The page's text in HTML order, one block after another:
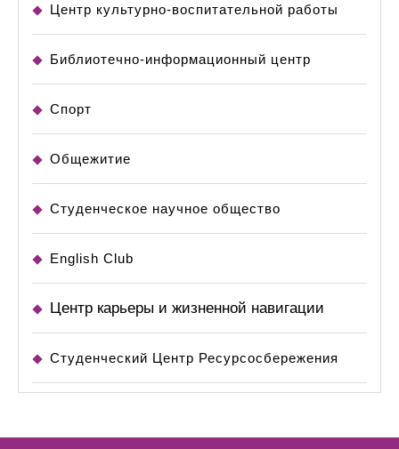
Центр культурно-воспитательной работы
Библиотечно-информационный центр
Спорт
Общежитие
Студенческое научное общество
English Club
Центр карьеры и жизненной навигации
Студенческий Центр Ресурсосбережения